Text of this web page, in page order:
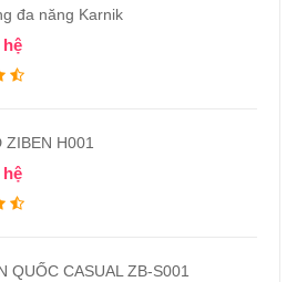
đa năng Karnik
ZIBEN H001
QUỐC CASUAL ZB-S001